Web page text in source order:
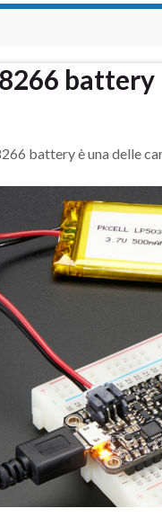
battery
battery è una delle